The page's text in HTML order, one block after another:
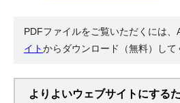
PDFファイルをご覧いただくには
イトからダウンロード（無料）して
よりよいウェブサイトにする